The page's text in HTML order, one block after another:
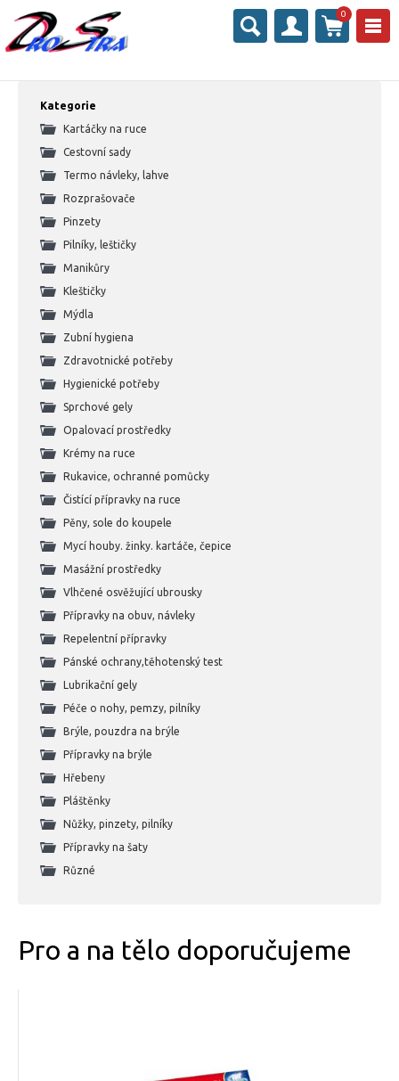
0
Kategorie
Kartáčky na ruce
Cestovní sady
Termo návleky, lahve
Rozprašovače
Pinzety
Pilníky, leštičky
Manikůry
Kleštičky
Mýdla
Zubní hygiena
Zdravotnické potřeby
Hygienické potřeby
Sprchové gely
Opalovací prostředky
Krémy na ruce
Rukavice, ochranné pomůcky
Čistící přípravky na ruce
Pěny, sole do koupele
Mycí houby. žinky. kartáče, čepice
Masážní prostředky
Vlhčené osvěžující ubrousky
Přípravky na obuv, návleky
Repelentní přípravky
Pánské ochrany,těhotenský test
Lubrikační gely
Péče o nohy, pemzy, pilníky
Brýle, pouzdra na brýle
Přípravky na brýle
Hřebeny
Pláštěnky
Nůžky, pinzety, pilníky
Přípravky na šaty
Různé
Pro a na tělo doporučujeme